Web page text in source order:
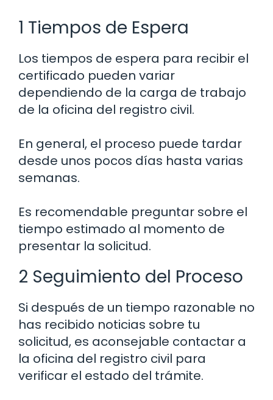
1 Tiempos de Espera
Los tiempos de espera para recibir el
certificado pueden variar
dependiendo de la carga de trabajo
de la oficina del registro civil.
En general, el proceso puede tardar
desde unos pocos días hasta varias
semanas.
Es recomendable preguntar sobre el
tiempo estimado al momento de
presentar la solicitud.
2 Seguimiento del Proceso
Si después de un tiempo razonable no
has recibido noticias sobre tu
solicitud, es aconsejable contactar a
la oficina del registro civil para
verificar el estado del trámite.